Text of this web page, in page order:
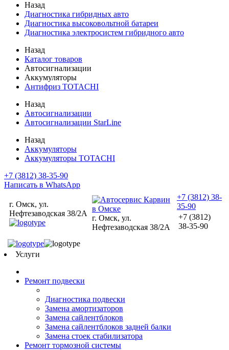
Назад
Диагностика гибридных авто
Диагностика высоковольтной батареи
Диагностика электросистем гибридного авто
Назад
Каталог товаров
Автосигнализации
Аккумуляторы
Антифриз TOTACHI
Назад
Автосигнализации
Автосигнализации StarLine
Назад
Аккумуляторы
Аккумуляторы TOTACHI
+7 (3812) 38-35-90
Написать в WhatsApp
г. Омск, ул.
Нефтезаводская 38/2А
г. Омск, ул.
Нефтезаводская 38/2А
+7 (3812) 38-
35-90
+7 (3812)
38-35-90
Услуги
Ремонт подвески
Диагностика подвески
Замена амортизаторов
Замена сайлентблоков
Замена сайлентблоков задней балки
Замена стоек стабилизатора
Ремонт тормозной системы